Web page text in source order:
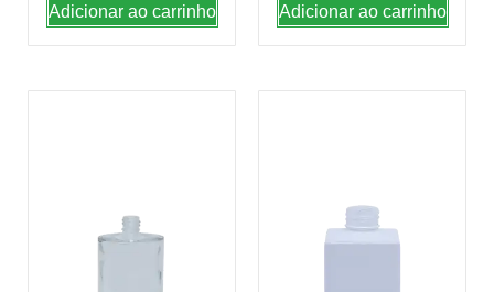
Adicionar ao carrinho Adicionar ao carrinho